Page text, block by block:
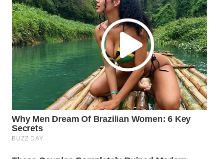
LIKUPANG
WN
LABUANBAJO
WN
BORNEO
Wahana
Media
Group
WAHANA